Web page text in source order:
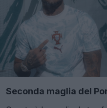
Seconda maglia del